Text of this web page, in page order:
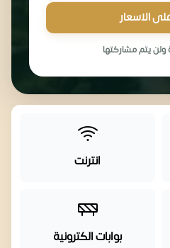
الاسعار
ولن يتم مشاركتها
انترنت
بوابات الكترونية